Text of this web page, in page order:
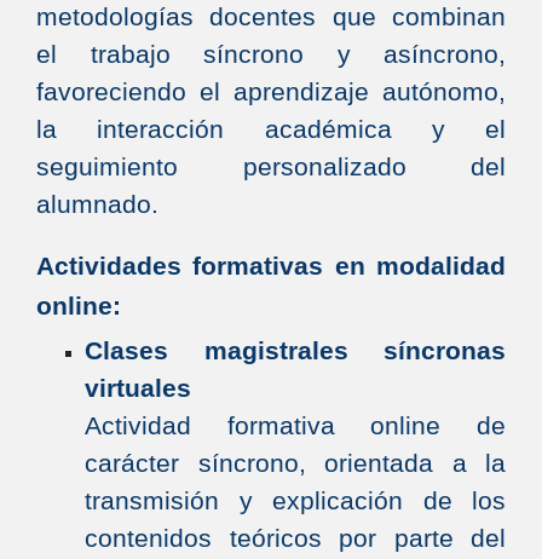
metodologías docentes que combinan
el trabajo síncrono y asíncrono,
favoreciendo el aprendizaje autónomo,
la interacción académica y el
seguimiento personalizado del
alumnado.
Actividades formativas en modalidad
online:
Clases magistrales síncronas
virtuales
Actividad formativa online de
carácter síncrono, orientada a la
transmisión y explicación de los
contenidos teóricos por parte del